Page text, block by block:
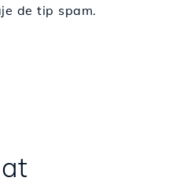
de tip spam.